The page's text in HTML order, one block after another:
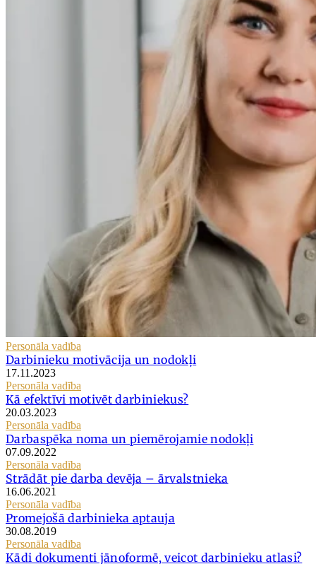
Personāla vadība
Darbinieku motivācija un nodokļi
17.11.2023
Personāla vadība
Kā efektīvi motivēt darbiniekus?
20.03.2023
Personāla vadība
Darbaspēka noma un piemērojamie nodokļi
07.09.2022
Personāla vadība
Strādāt pie darba devēja – ārvalstnieka
16.06.2021
Personāla vadība
Promejošā darbinieka aptauja
30.08.2019
Personāla vadība
Kādi dokumenti jānoformē, veicot darbinieku atlasi?